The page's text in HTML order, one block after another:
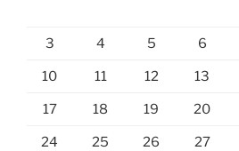
3 4 5 6
10 11 12 13
17 18 19 20
24 25 26 27